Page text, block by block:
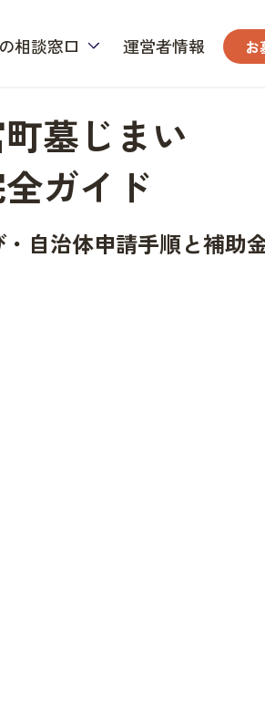
相談窓口 運営者情報 お
墓じまい
ガイド
自治体申請手順と補助